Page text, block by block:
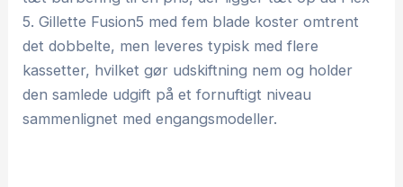
5. Gillette Fusion5 med fem blade koster omtrent
det dobbelte, men leveres typisk med flere
kassetter, hvilket gør udskiftning nem og holder
den samlede udgift på et fornuftigt niveau
sammenlignet med engangsmodeller.